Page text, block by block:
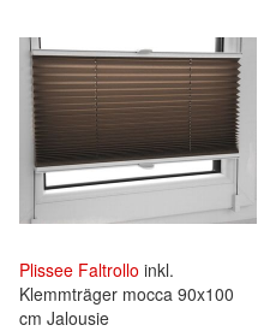
Plissee Faltrollo inkl.
Klemmträger mocca 90x100
cm Jalousie